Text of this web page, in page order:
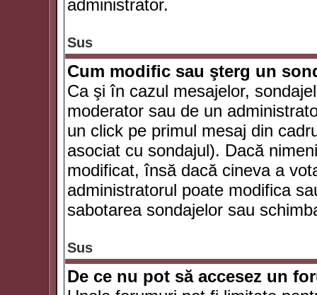
administrator.
Sus
Cum modific sau şterg un
Ca şi în cazul mesajelor,
moderator sau de un
un click pe primul mesaj din
asociat cu sondajul). Dacă
modificat, însă dacă cineva a
administratorul poate modifica
sabotarea sondajelor sau
Sus
De ce nu pot să accesez un